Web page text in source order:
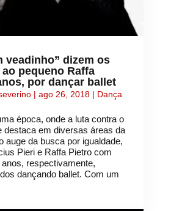
veadinho” dizem os
pequeno Raffa
por dançar ballet
| ago 26, 2018| Dança
época, onde a luta contra o
destaca em diversas áreas da
auge da busca por igualdade,
Pieri e Raffa Pietro com
respectivamente,
dançando ballet. Com um